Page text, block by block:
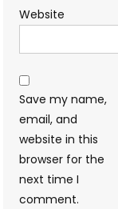
Website
Save my name,
email, and
website in this
browser for the
next time I
comment.